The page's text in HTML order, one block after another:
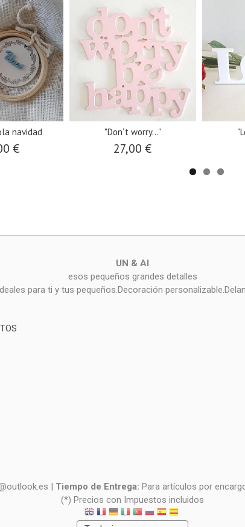
navidad
€
"Don´t worry..."
27,00 €
UN & AI
esos pequeños grandes detalles
para ti y tus pequeños.Decoración
| Tiempo de Entrega: Para artículos por
(*) Precios con Impuestos incluidos